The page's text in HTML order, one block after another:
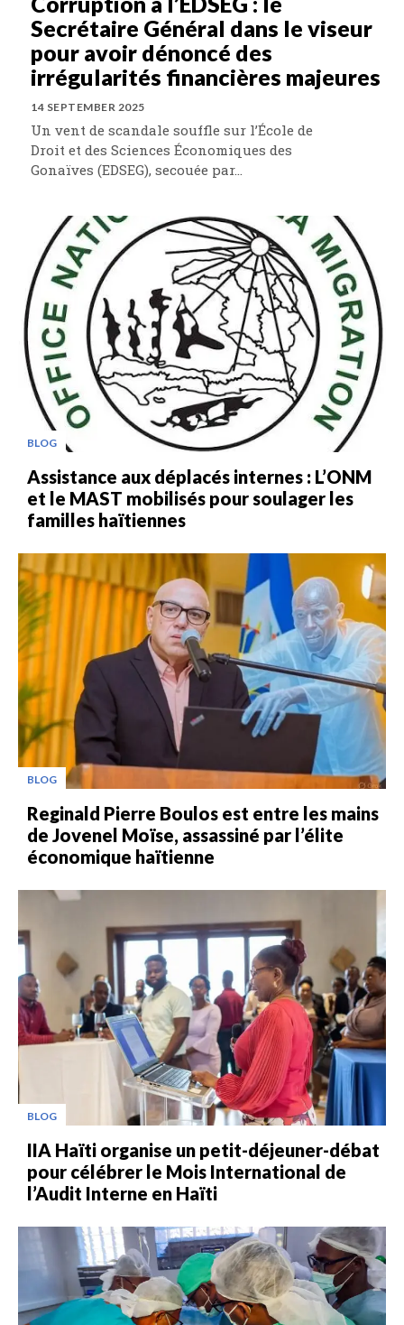
Secrétaire Général dans le viseur
pour avoir dénoncé des
irrégularités financières majeures
14 SEPTEMBER 2025
Un vent de scandale souffle sur l’École de
Droit et des Sciences Économiques des
Gonaïves (EDSEG), secouée par...
BLOG
Assistance aux déplacés internes : L’ONM
et le MAST mobilisés pour soulager les
familles haïtiennes
BLOG
Reginald Pierre Boulos est entre les mains
de Jovenel Moïse, assassiné par l’élite
économique haïtienne
BLOG
IIA Haïti organise un petit-déjeuner-débat
pour célébrer le Mois International de
l’Audit Interne en Haïti